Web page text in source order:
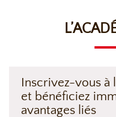
Inscrivez-vous à
et bénéficiez
avantages liés